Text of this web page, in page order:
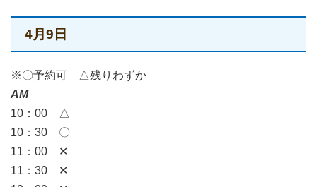
4月9日
※〇予約可 △残りわずか
AM
10：00 △
10：30 〇
11：00 ✕
11：30 ✕